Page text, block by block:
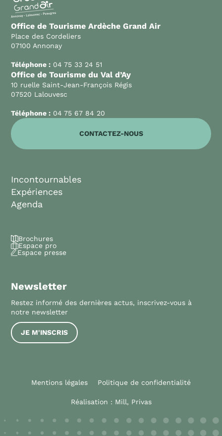
Office de Tourisme Ardèche Grand Air
Place des Cordeliers
07100 Annonay
Téléphone : 04 75 33 24 51
Office de Tourisme du Val d’Ay
10 ruelle Saint-Jean-François Régis
07520 Lalouvesc
Téléphone : 04 75 67 84 20
CONTACTEZ-NOUS
Incontournables
Expériences
Agenda
Brochures
Espace pro
Espace presse
Newsletter
Restez informé des dernières actus, inscrivez-vous à
notre newsletter
JE M'INSCRIS
Mentions légales Politique de confidentialité
Réalisation : Mill, Privas